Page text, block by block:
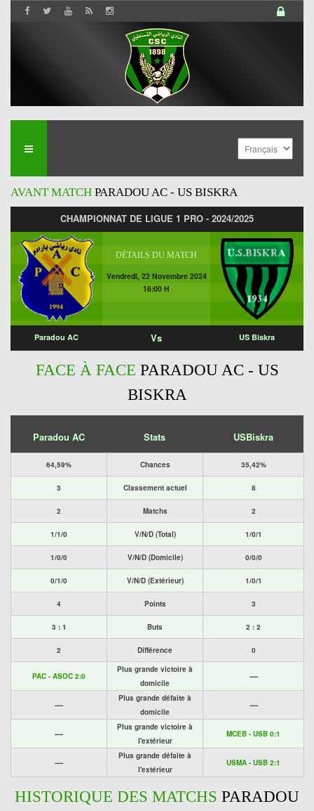
AVANT MATCH PARADOU AC - US BISKRA
CHAMPIONNAT DE LIGUE 1 PRO - 2024/2025
DÉTAILS DU MATCH
Vendredi, 22 Novembre 2024
16:00 H
Paradou AC Vs US Biskra
FACE À FACE PARADOU AC - US
BISKRA
Paradou AC Stats USBiskra
64,59% Chances 35,42%
3 Classement actuel 8
2 Matchs 2
1/1/0 V/N/D (Total) 1/0/1
1/0/0 V/N/D (Domicile) 0/0/0
0/1/0 V/N/D (Extérieur) 1/0/1
4 Points 3
3 : 1 Buts 2 : 2
2 Différence 0
PAC - ASOC 2:0
Plus grande victoire à
domicile
----
----
Plus grande défaite à
domicile
----
----
Plus grande victoire à
l'extérieur
MCEB - USB 0:1
----
Plus grande défaite à
l'extérieur
USMA - USB 2:1
HISTORIQUE DES MATCHS PARADOU